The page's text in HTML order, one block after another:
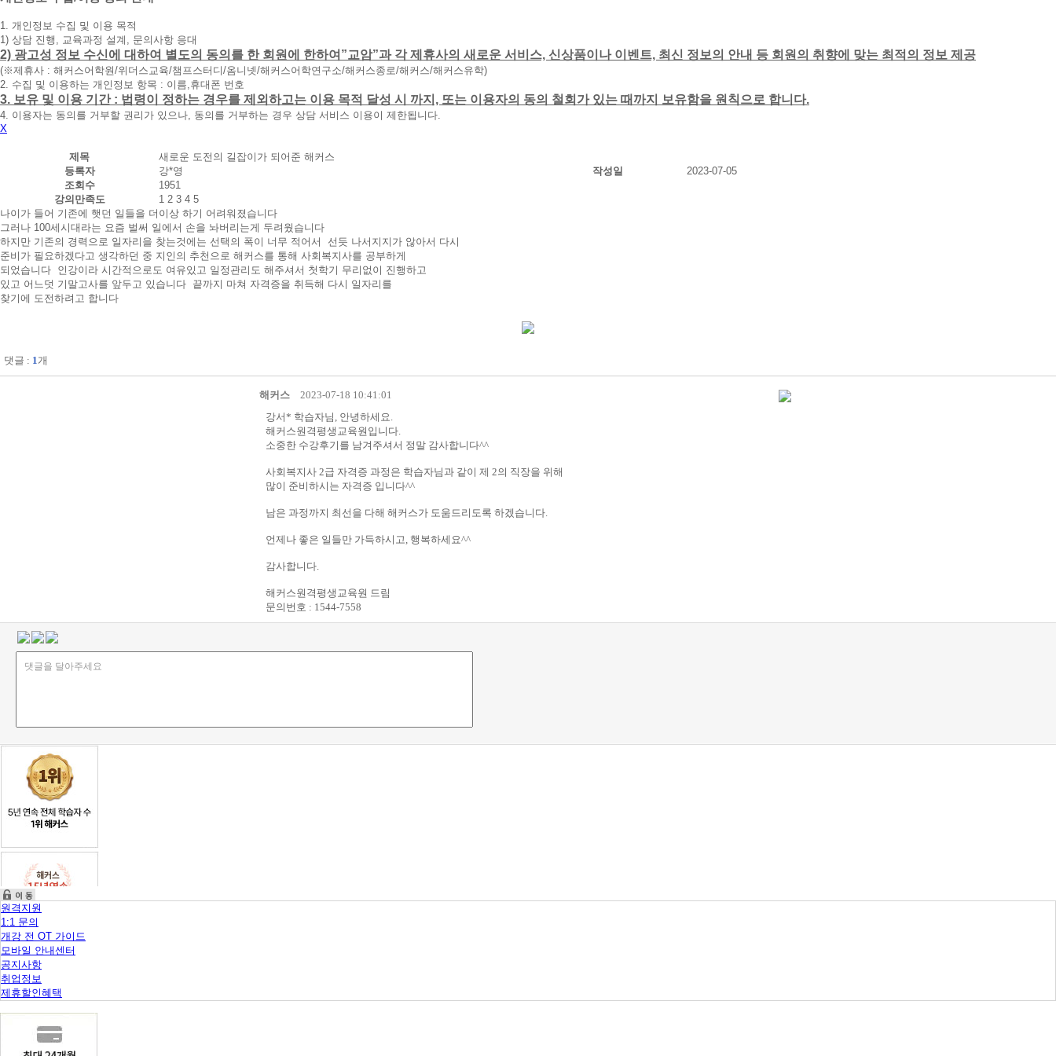
휴
대
폰
번
호
를
입
력
시
간
내
에
전
화
드
니
다.
1. 개인정보 수집 및 이용 목적
1) 상담 진행, 교육과정 설계, 문의사항 응대
2) 광고성 정보 수신에 대하여 별도의 동의를 한 회원에 한하여”교암”과 각 제휴사의 새로운 서비스, 신상품이나 이벤트, 최신 정보의 안내 등 회원의 취향에 맞는 최적의 정보 제공
(※제휴사 : 해커스어학원/위더스교육/챔프스터디/옴니넷/해커스어학연구소/해커스종로/해커스/해커스유학)
2. 수집 및 이용하는 개인정보 항목 : 이름,휴대폰 번호
3. 보유 및 이용 기간 : 법령이 정하는 경우를 제외하고는 이용 목적 달성 시 까지, 또는 이용자의 동의 철회가 있는 때까지 보유함을 원칙으로 합니다.
4. 이용자는 동의를 거부할 권리가 있으나, 동의를 거부하는 경우 상담 서비스 이용이 제한됩니다.
X
제목
새로운 도전의 길잡이가 되어준 해커스
등록자
강*영 작성일
2023-07-05
조회수
1951
강의만족도
1 2 3 4 5
나이가 들어 기존에 햇던 일들을 더이상 하기 어려워졌습니다
그러나 100세시대라는 요즘 벌써 일에서 손을 놔버리는게 두려웠습니다
하지만 기존의 경력으로 일자리을 찾는것에는 선택의 폭이 너무 적어서 선듯 나서지지가 않아서 다시
준비가 필요하겠다고 생각하던 중 지인의 추천으로 해커스를 통해 사회복지사를 공부하게
되었습니다 인강이라 시간적으로도 여유있고 일정관리도 해주셔서 첫학기 무리없이 진행하고
있고 어느덧 기말고사를 앞두고 있습니다 끝까지 마쳐 자격증을 취득해 다시 일자리를
찾기에 도전하려고 합니다
댓글 : 1 개
해커스
2023-07-18 10:41:01
강서* 학습자님, 안녕하세요.
해커스원격평생교육원입니다.
소중한 수강후기를 남겨주셔서 정말 감사합니다^^
사회복지사 2급 자격증 과정은 학습자님과 같이 제 2의 직장을 위해
많이 준비하시는 자격증 입니다^^
남은 과정까지 최선을 다해 해커스가 도움드리도록 하겠습니다.
언제나 좋은 일들만 가득하시고, 행복하세요^^
감사합니다.
해커스원격평생교육원 드림
문의번호 : 1544-7558
원격지원
1:1 문의
개강 전 OT 가이드
모바일 안내센터
공지사항
취업정보
제휴할인혜택